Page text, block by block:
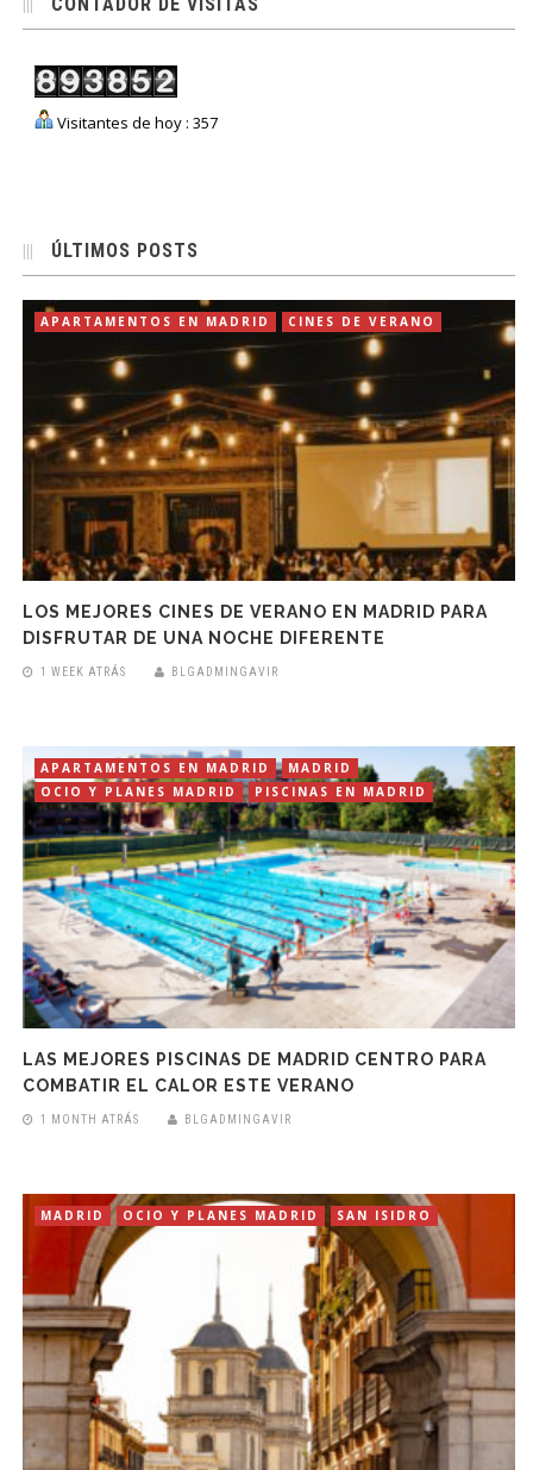
Visitantes de hoy : 357
ÚLTIMOS POSTS
APARTAMENTOS EN MADRID CINES DE VERANO
LOS MEJORES CINES DE VERANO EN MADRID PARA
DISFRUTAR DE UNA NOCHE DIFERENTE
1 WEEK ATRÁS BLGADMINGAVIR
APARTAMENTOS EN MADRID
MADRID
OCIO Y PLANES MADRID
PISCINAS EN MADRID
LAS MEJORES PISCINAS DE MADRID CENTRO PARA
COMBATIR EL CALOR ESTE VERANO
1 MONTH ATRÁS BLGADMINGAVIR
MADRID OCIO Y PLANES MADRID SAN ISIDRO